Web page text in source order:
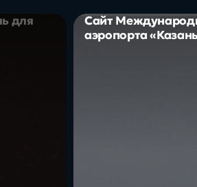
для
Сайт
аэропорта